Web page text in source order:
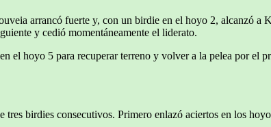
arrancó fuerte y, con un birdie en el hoyo 2, alcanzó
y cedió momentáneamente el liderato.
el hoyo 5 para recuperar terreno y volver a la pelea por el
birdies consecutivos. Primero enlazó aciertos en los